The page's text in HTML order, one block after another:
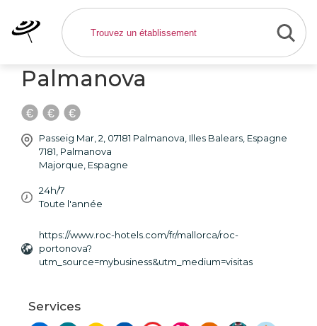
Appartements Roc
Portonova - Hôtel
Palmanova
Passeig Mar, 2, 07181 Palmanova, Illes Balears, Espagne
7181 Palmanova
Majorque Espagne
24h/7
Toute l'année
https://www.roc-hotels.com/fr/mallorca/roc-
portonova?
utm_source=mybusiness&utm_medium=visitas
Services